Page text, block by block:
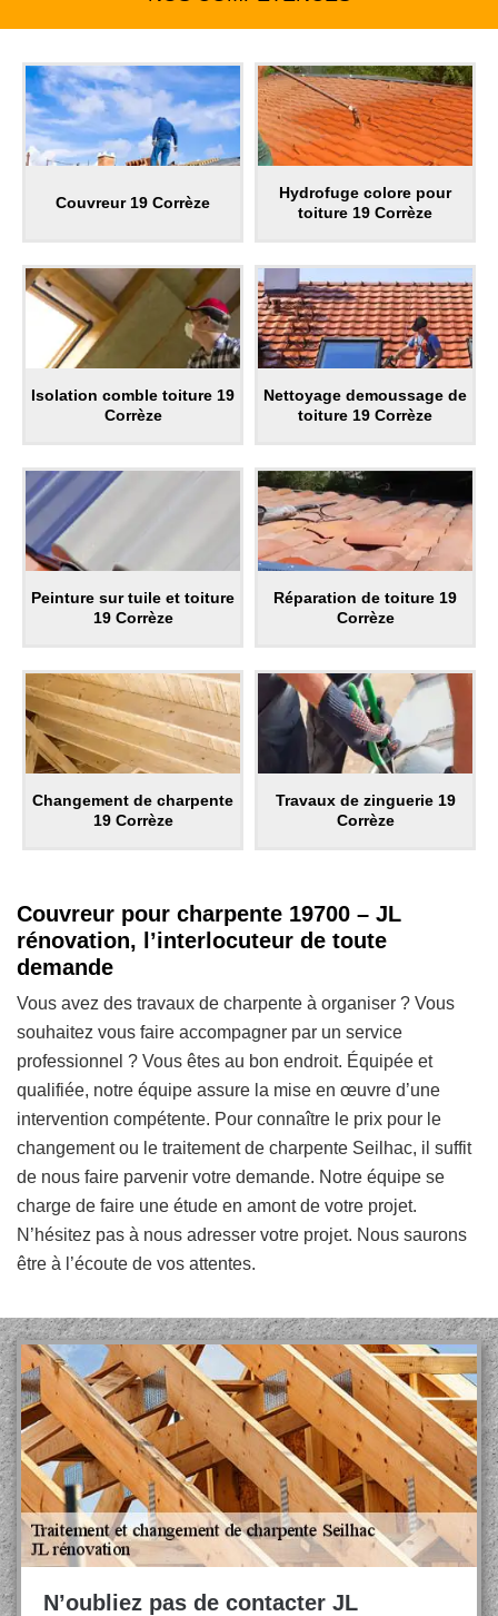
Couvreur 19 Corrèze
Hydrofuge colore pour
toiture 19 Corrèze
Isolation comble toiture 19
Corrèze
Nettoyage demoussage de
toiture 19 Corrèze
Peinture sur tuile et toiture
19 Corrèze
Réparation de toiture 19
Corrèze
Changement de charpente
19 Corrèze
Travaux de zinguerie 19
Corrèze
Couvreur pour charpente 19700 – JL
rénovation, l’interlocuteur de toute
demande
Vous avez des travaux de charpente à organiser ? Vous
souhaitez vous faire accompagner par un service
professionnel ? Vous êtes au bon endroit. Équipée et
qualifiée, notre équipe assure la mise en œuvre d’une
intervention compétente. Pour connaître le prix pour le
changement ou le traitement de charpente Seilhac, il suffit
de nous faire parvenir votre demande. Notre équipe se
charge de faire une étude en amont de votre projet.
N’hésitez pas à nous adresser votre projet. Nous saurons
être à l’écoute de vos attentes.
N’oubliez pas de contacter JL